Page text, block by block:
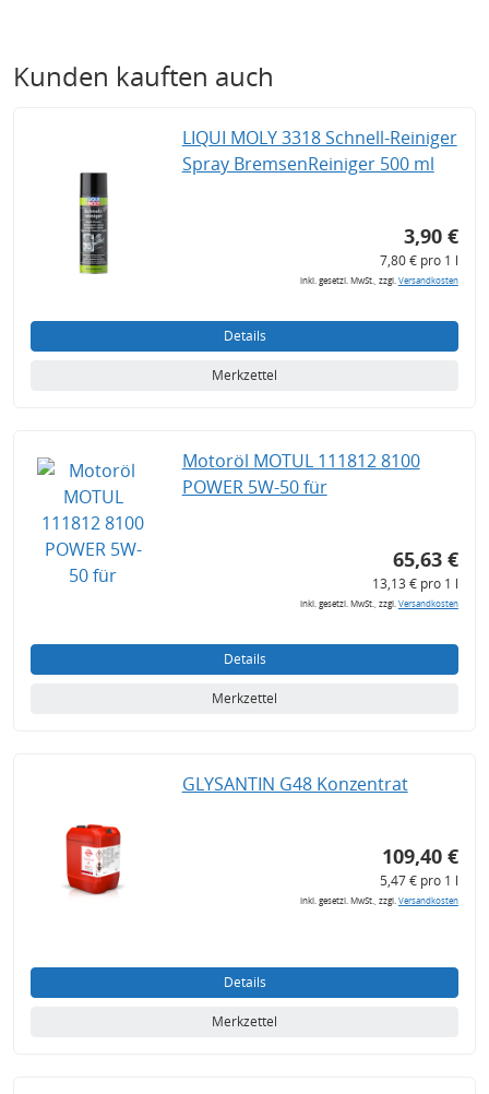
Kunden kauften auch
LIQUI MOLY 3318 Schnell-Reiniger
Spray BremsenReiniger 500 ml
3,90 €
7,80 € pro 1 l
inkl. gesetzl. MwSt., zzgl.Versandkosten
Details
Merkzettel
Motoröl MOTUL 111812 8100
POWER 5W-50 für
65,63 €
13,13 € pro 1 l
inkl. gesetzl. MwSt., zzgl.Versandkosten
Details
Merkzettel
GLYSANTIN G48 Konzentrat
109,40 €
5,47 € pro 1 l
inkl. gesetzl. MwSt., zzgl.Versandkosten
Details
Merkzettel